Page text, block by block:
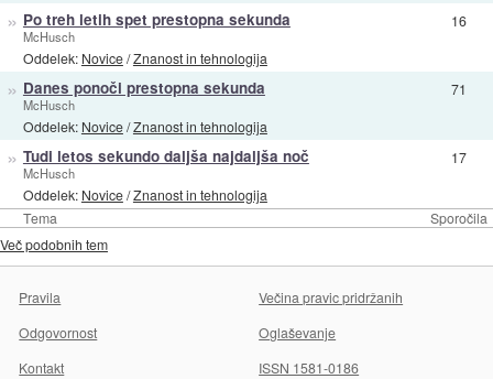
Tema Sporočila
» Po treh letih spet prestopna sekunda
McHusch
Oddelek: Novice/Znanost in tehnologija
16
» Danes ponoči prestopna sekunda
McHusch
Oddelek: Novice/Znanost in tehnologija
71
» Tudi letos sekundo daljša najdaljša noč
McHusch
Oddelek: Novice/Znanost in tehnologija
17
Več podobnih tem
Pravila
Večina pravic pridržanih
Odgovornost
Oglaševanje
Kontakt
ISSN 1581-0186